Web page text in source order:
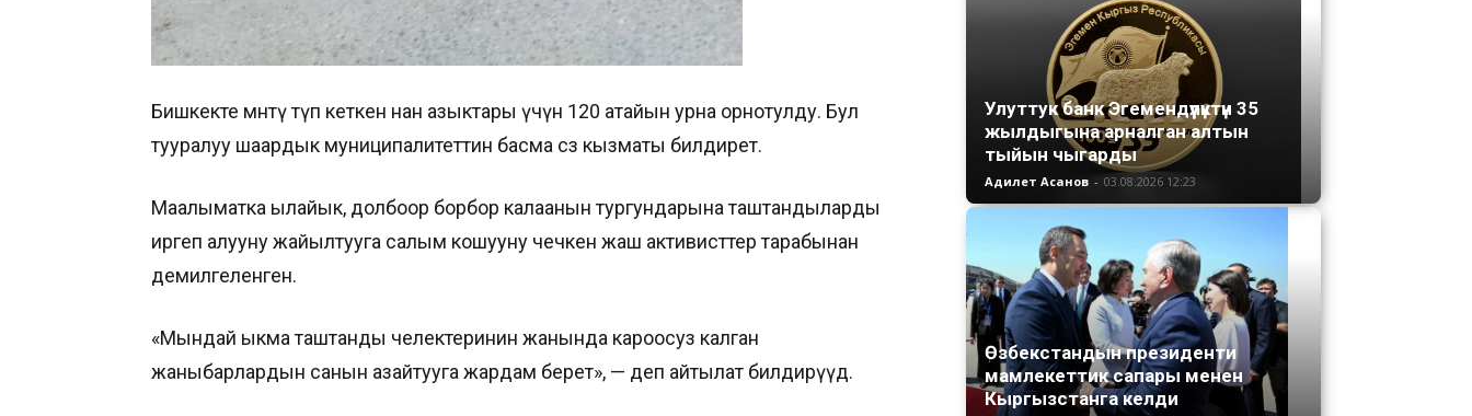
Бишкекте мөөнөтү өтүп кеткен нан азыктары үчүн 120 атайын урна орнотулду. Бул
тууралуу шаардык муниципалитеттин басма сөз кызматы билдирет.
Маалыматка ылайык, долбоор борбор калаанын тургундарына таштандыларды
иргеп алууну жайылтууга салым кошууну чечкен жаш активисттер тарабынан
демилгеленген.
«Мындай ыкма таштанды челектеринин жанында кароосуз калган
жаныбарлардын санын азайтууга жардам берет», — деп айтылат билдирүүдө.
Улуттук банк Эгемендүүлүктүн 35
жылдыгына арналган алтын
тыйын чыгарды
Адилет Асанов - 03.08.2026 12:23
Өзбекстандын президенти
мамлекеттик сапары менен
Кыргызстанга келди